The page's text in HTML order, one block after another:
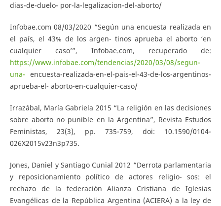
dias-de-duelo- por-la-legalizacion-del-aborto/
Infobae.com 08/03/2020 “Según una encuesta realizada en
el país, el 43% de los argen- tinos aprueba el aborto ‘en
cualquier caso’”, Infobae.com, recuperado de:
https://www.infobae.com/tendencias/2020/03/08/segun-
una- encuesta-realizada-en-el-pais-el-43-de-los-argentinos-
aprueba-el- aborto-en-cualquier-caso/
Irrazábal, María Gabriela 2015 “La religión en las decisiones
sobre aborto no punible en la Argentina”, Revista Estudos
Feministas, 23(3), pp. 735-759, doi: 10.1590/0104-
026X2015v23n3p735.
Jones, Daniel y Santiago Cunial 2012 “Derrota parlamentaria
y reposicionamiento político de actores religio- sos: el
rechazo de la federación Alianza Cristiana de Iglesias
Evangélicas de la República Argentina (ACIERA) a la ley de